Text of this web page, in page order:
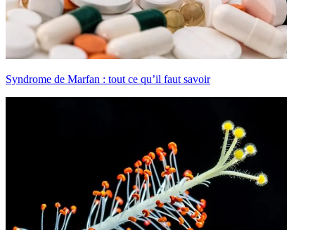
Syndrome de Marfan : tout ce qu’il faut savoir